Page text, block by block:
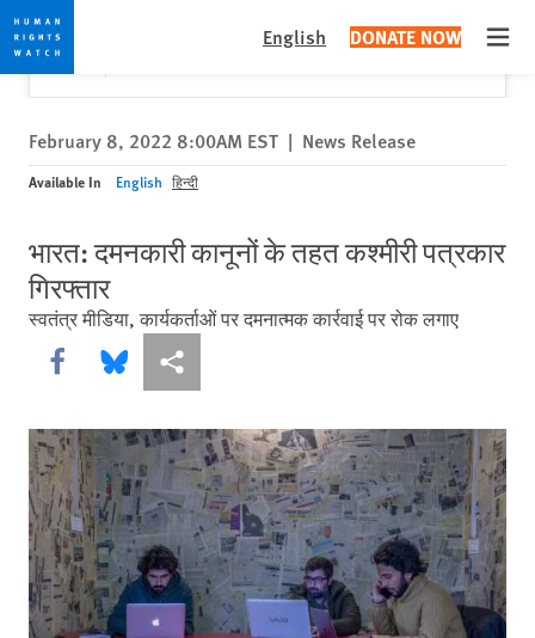
Skip
to
cookie
privacy
notice
Skip
to
main
content
English DONATE NOW
Would you like to read this page in English?
Yes
✕
February 8, 2022 8:00AM EST | News Release
Available In English हिन्दी
भारत: दमनकारी कानूनों के तहत कश्मीरी पत्रकार
गिरफ्तार
स्वतंत्र मीडिया, कार्यकर्ताओं पर दमनात्मक कार्रवाई पर रोक लगाए
Share this via Facebook
Share this via Bluesky
More sharing options